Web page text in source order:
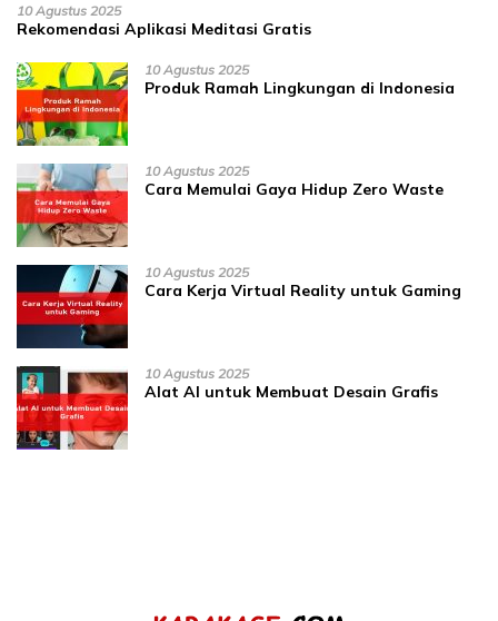
10 Agustus 2025
Rekomendasi Aplikasi Meditasi Gratis
10 Agustus 2025
Produk Ramah Lingkungan di Indonesia
10 Agustus 2025
Cara Memulai Gaya Hidup Zero Waste
10 Agustus 2025
Cara Kerja Virtual Reality untuk Gaming
10 Agustus 2025
Alat AI untuk Membuat Desain Grafis